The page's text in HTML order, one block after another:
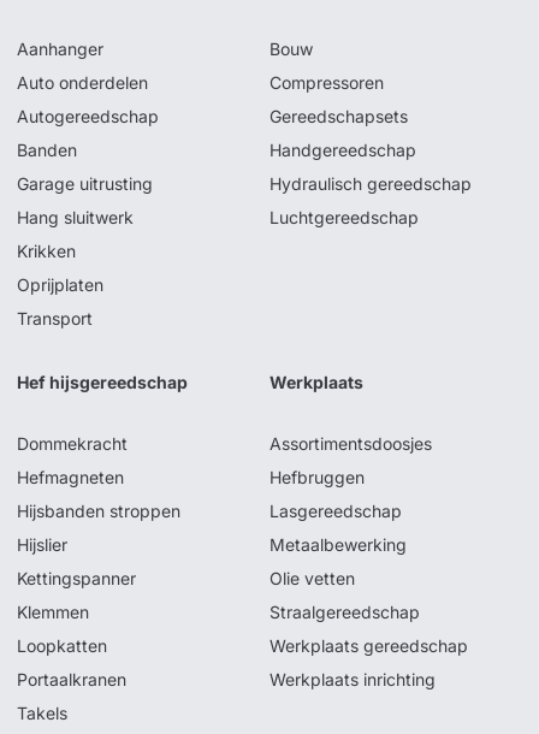
Aanhanger
Auto onderdelen
Autogereedschap
Banden
Garage uitrusting
Hang sluitwerk
Krikken
Oprijplaten
Transport
Bouw
Compressoren
Gereedschapsets
Handgereedschap
Hydraulisch gereedschap
Luchtgereedschap
Hef hijsgereedschap
Dommekracht
Hefmagneten
Hijsbanden stroppen
Hijslier
Kettingspanner
Klemmen
Loopkatten
Portaalkranen
Takels
Werkplaats
Assortimentsdoosjes
Hefbruggen
Lasgereedschap
Metaalbewerking
Olie vetten
Straalgereedschap
Werkplaats gereedschap
Werkplaats inrichting